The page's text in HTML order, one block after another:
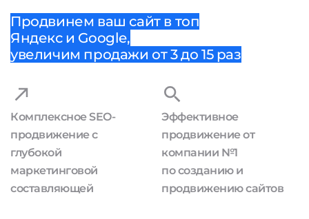
Продвинем ваш сайт в топ
Яндекс и Google,
увеличим продажи от 3 до 15 раз
Комплексное SEO-
продвижение с
глубокой
маркетинговой
составляющей
Эффективное
продвижение от
компании №1
по созданию и
продвижению сайтов